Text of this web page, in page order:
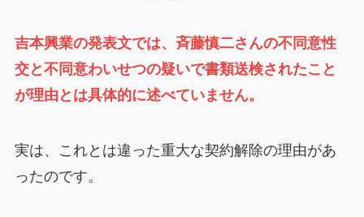
吉本興業の発表文では、斉藤慎二さんの不同意性
交と不同意わいせつの疑いで書類送検されたこと
が理由とは具体的に述べていません。
実は、これとは違った重大な契約解除の理由があ
ったのです。